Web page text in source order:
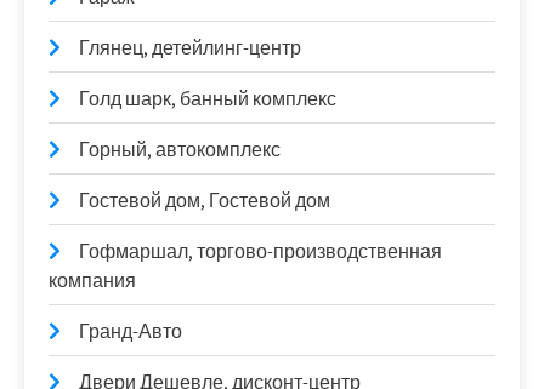
Глянец, детейлинг-центр
Голд шарк, банный комплекс
Горный, автокомплекс
Гостевой дом, Гостевой дом
Гофмаршал, торгово-производственная
компания
Гранд-Авто
Двери Дешевле, дисконт-центр